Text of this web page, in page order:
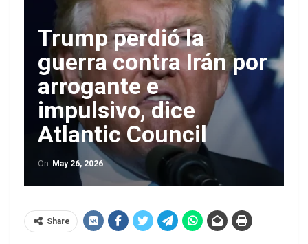
Trump perdió la
guerra contra Irán por
arrogante e
impulsivo, dice
Atlantic Council
On May 26, 2026
Share